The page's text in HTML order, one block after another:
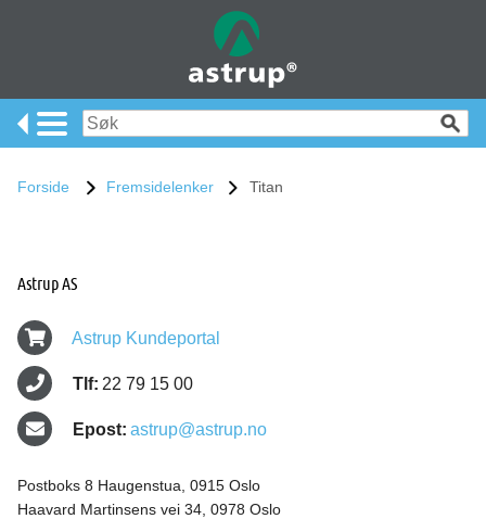
Forside Fremsidelenker Titan
Astrup AS
Astrup Kundeportal
Tlf: 22 79 15 00
Epost: astrup@astrup.no
Postboks 8 Haugenstua, 0915 Oslo
Haavard Martinsens vei 34, 0978 Oslo